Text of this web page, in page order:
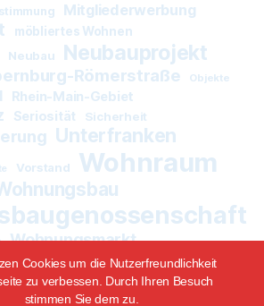
Cookies um die Nutzerfreundlichkeit
zu verbessen. Durch Ihren Besuch
stimmen Sie dem zu.
Mitgliederwerbung
möbliertes Wohnen
Neubau Neubauprojekt
Römerstraße Objekte
Rhein-Main-Gebiet
Seriosität Sicherheit
Unterfranken
Vorstand Wohnraum
Wohnungsmarkt